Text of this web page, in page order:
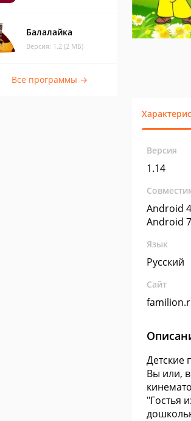
Балалайка
Версия: 1.2 (2 МБ)
Все программы →
Версия
1.14
Android
Android
Язык
Русский
Сайт
Детские
Вы или,
"Гостья